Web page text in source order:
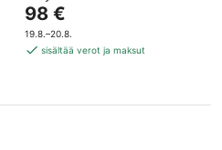
5
Hinta
on
98 €
98 €
19.8.–20.8.
sisältää verot ja maksut